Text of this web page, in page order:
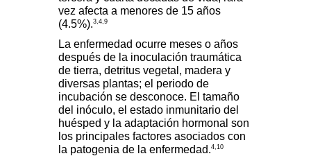
vez afecta a menores de 15 años
(4.5%).3,4,9
La enfermedad ocurre meses o años
después de la inoculación traumática
de tierra, detritus vegetal, madera y
diversas plantas; el periodo de
incubación se desconoce. El tamaño
del inóculo, el estado inmunitario del
huésped y la adaptación hormonal son
los principales factores asociados con
la patogenia de la enfermedad.4,10